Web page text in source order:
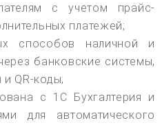
с учетом прайс-
платежей;
способов наличной и
банковские системы,
QR-коды;
с 1С Бухгалтерия и
для автоматического